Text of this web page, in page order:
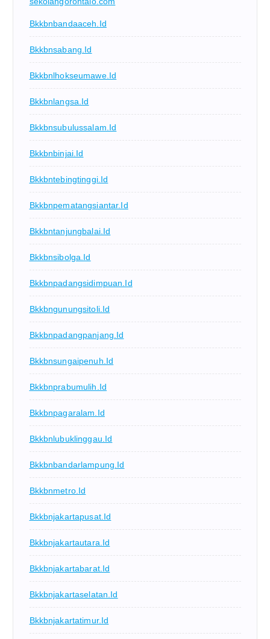
Bkkbnbandaaceh.id
Bkkbnsabang.id
Bkkbnlhokseumawe.id
Bkkbnlangsa.id
Bkkbnsubulussalam.id
Bkkbnbinjai.id
Bkkbntebingtinggi.id
Bkkbnpematangsiantar.id
Bkkbntanjungbalai.id
Bkkbnsibolga.id
Bkkbnpadangsidimpuan.id
Bkkbngunungsitoli.id
Bkkbnpadangpanjang.id
Bkkbnsungaipenuh.id
Bkkbnprabumulih.id
Bkkbnpagaralam.id
Bkkbnlubuklinggau.id
Bkkbnbandarlampung.id
Bkkbnmetro.id
Bkkbnjakartapusat.id
Bkkbnjakartautara.id
Bkkbnjakartabarat.id
Bkkbnjakartaselatan.id
Bkkbnjakartatimur.id